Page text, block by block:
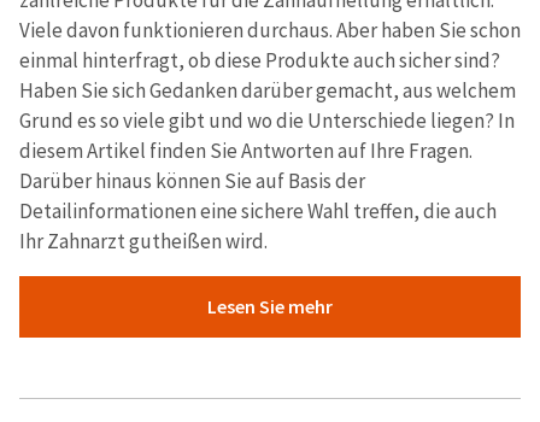
Viele davon funktionieren durchaus. Aber haben Sie schon
einmal hinterfragt, ob diese Produkte auch sicher sind?
Haben Sie sich Gedanken darüber gemacht, aus welchem
Grund es so viele gibt und wo die Unterschiede liegen? In
diesem Artikel finden Sie Antworten auf Ihre Fragen.
Darüber hinaus können Sie auf Basis der
Detailinformationen eine sichere Wahl treffen, die auch
Ihr Zahnarzt gutheißen wird.
Lesen Sie mehr